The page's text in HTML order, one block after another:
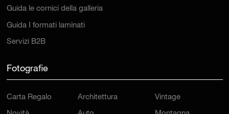
Guida I formati laminati
Servizi B2B
Novità Auto Montagna